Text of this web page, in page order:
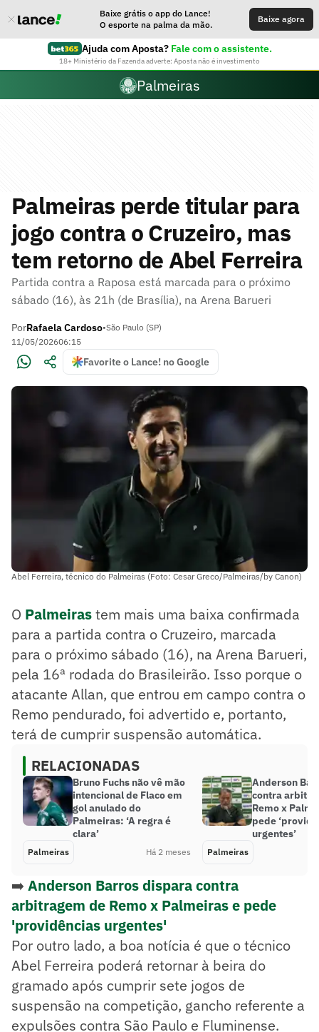
Baixe grátis o app do Lance!
O esporte na palma da mão.
Baixe agora
Ajuda com Aposta? Fale com o assistente.
18+ Ministério da Fazenda adverte: Aposta não é investimento
Palmeiras
Palmeiras perde titular para
jogo contra o Cruzeiro, mas
tem retorno de Abel Ferreira
Partida contra a Raposa está marcada para o próximo
sábado (16), às 21h (de Brasília), na Arena Barueri
PorRafaela Cardoso•São Paulo (SP)
11/05/202606:15
Favorite o Lance! no Google
Abel Ferreira, técnico do Palmeiras (Foto: Cesar Greco/Palmeiras/by Canon)
O Palmeirastem mais uma baixa confirmada
para a partida contra o Cruzeiro, marcada
para o próximo sábado (16), na Arena Barueri,
pela 16ª rodada do Brasileirão. Isso porque o
atacante Allan, que entrou em campo contra o
Remo pendurado, foi advertido e, portanto,
terá de cumprir suspensão automática.
RELACIONADAS
Bruno Fuchs não vê mão
intencional de Flaco em
gol anulado do
Palmeiras: ‘A regra é
clara’
Palmeiras Há 2 meses
Anderson
contra
Remo x
pede
urgentes’
Palmeiras
➡️ Anderson Barros dispara contra
arbitragem de Remo x Palmeiras e pede
'providências urgentes'
Por outro lado, a boa notícia é que o técnico
Abel Ferreira poderá retornar à beira do
gramado após cumprir sete jogos de
suspensão na competição, gancho referente a
expulsões contra São Paulo e Fluminense.